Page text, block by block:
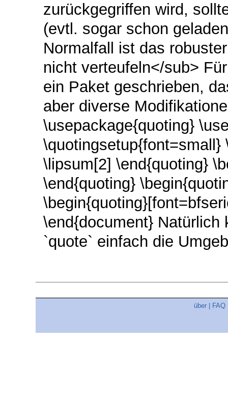
zurückgegriffen wird,
(evtl. sogar schon
Normalfall ist das
nicht verteufeln</sub>
ein Paket geschrieben,
aber diverse
\usepackage{quoting}
\quotingsetup{font=small}
\lipsum[2] \end{quoting}
\end{quoting}
\end{document} Natürlich
`quote` einfach die
über FAQ